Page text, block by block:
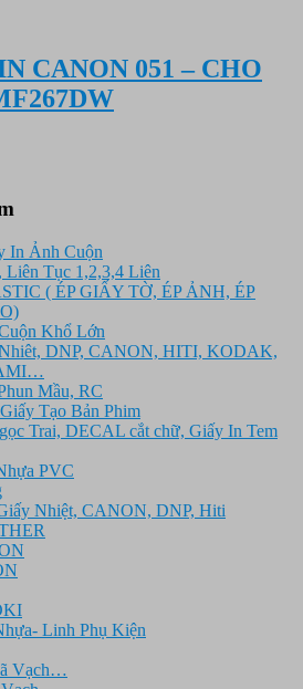
CANON 051 – CHO
In Ảnh Cuộn
Tục 1,2,3,4 Liên
( ÉP GIẤY TỜ, ÉP ẢNH, ÉP
Khổ Lớn
DNP, CANON, HITI, KODAK,
Mầu, RC
Tạo Bản Phim
Trai, DECAL cắt chữ, Giấy In Tem
PVC
Nhiệt, CANON, DNP, Hiti
Linh Phụ Kiện
Vạch…